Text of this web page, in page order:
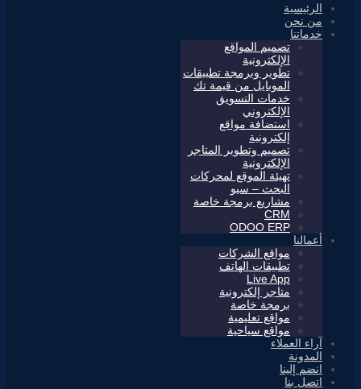
الرئيسية
من نحن
خدماتنا
تصميم المواقع
الإلكترونية
تطوير وبرمجة تطبيقات
الموبايل من قيمة تك
خدمات التسويق
الإلكتروني
استضافة مواقع
إلكترونية
تصميم وتطوير المتاجر
الإلكترونية
تهيئة الموقع لمحركات
البحث – سيو
مشاريع برمجة خاصة
CRM
ODOO ERP
أعمالنا
مواقع الشركات
تطبيقات الهاتف
Live App
متاجر إلكترونية
برمجة خاصة
مواقع تعليمية
مواقع سياحية
آراء العملاء
المدونة
انضم إلينا
اتصل بنا